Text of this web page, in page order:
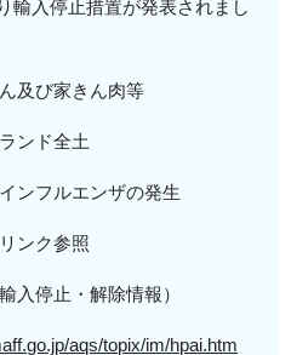
輸入停止措置が発表されまし
及び家きん肉等
ンド全土
フルエンザの発生
ク参照
入停止・解除情報）
aqs/topix/im/hpai.htm